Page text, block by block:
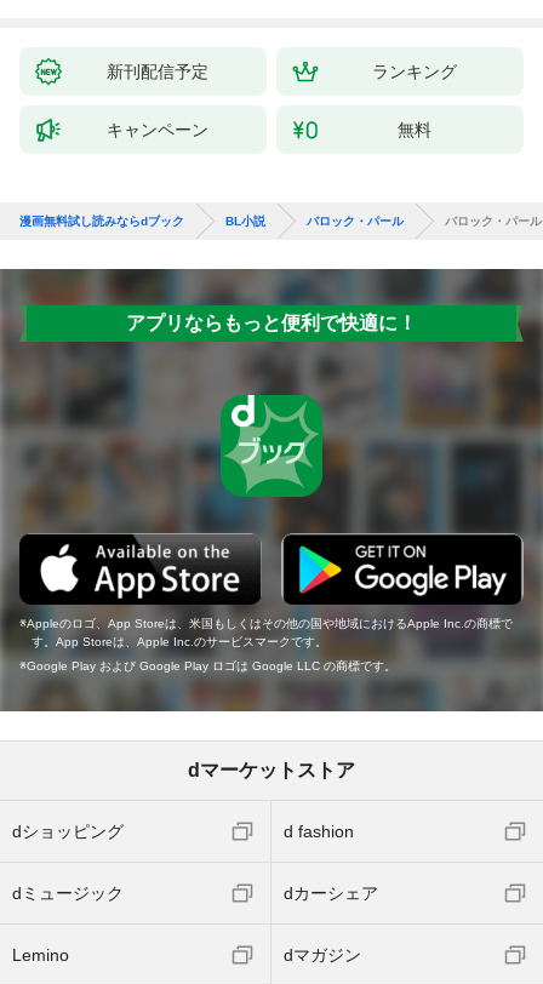
新刊配信予定 ランキング
キャンペーン 無料
漫画無料試し読みならdブック BL小説 バロック・パール バロック・パール
アプリならもっと便利で快適に！
Appleのロゴ、App Storeは、米国もしくはその他の国や地域におけるApple Inc.の商標で
す。App Storeは、Apple Inc.のサービスマークです。
Google Play および Google Play ロゴは Google LLC の商標です。
dマーケットストア
dショッピング d fashion
dミュージック dカーシェア
Lemino dマガジン